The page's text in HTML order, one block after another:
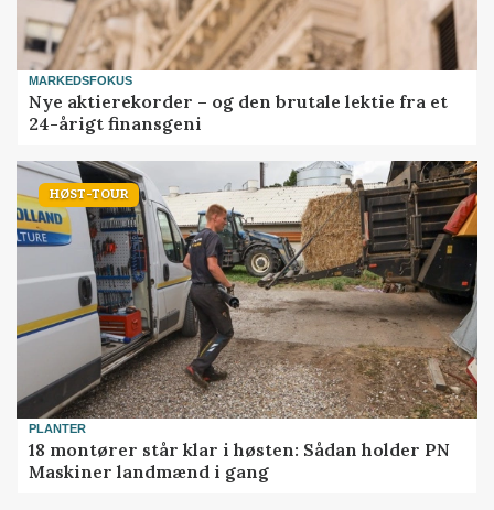
MARKEDSFOKUS
Nye aktierekorder – og den brutale lektie fra et
24-årigt finansgeni
HØST-TOUR
PLANTER
18 montører står klar i høsten: Sådan holder PN
Maskiner landmænd i gang